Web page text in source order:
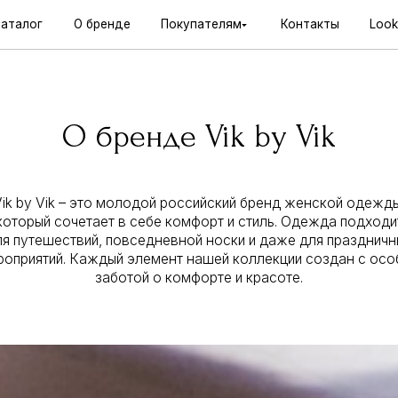
О бренде Контакты
Покупателям Lookbook
О бренде Контакты
Покупателям Lookbook
О бренде Vik by Vik
сочетает в себе комфорт и стиль. Одежда подходит
повседневной носки и даже для праздничных
Каждый элемент нашей коллекции создан с особой
заботой о комфорте и красоте.